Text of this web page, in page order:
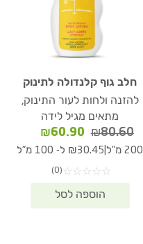
חלב גוף קלנדולה לתינוק
להזנה ולחות לעור התינוק,
מתאים מגיל לידה
₪80.60
המחיר
המקורי
₪80.60.
₪60.90
הנוכחי
200 מ"ל ₪30.45 ל- 100 מ"ל
☆
☆
☆
☆
☆
(0)